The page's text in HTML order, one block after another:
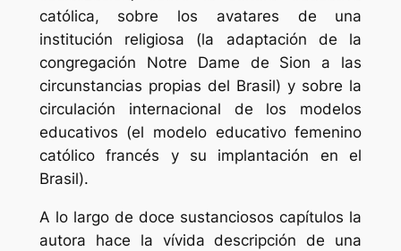
católica, sobre los avatares de una
institución religiosa (la adaptación de la
congregación Notre Dame de Sion a las
circunstancias propias del Brasil) y sobre la
circulación internacional de los modelos
educativos (el modelo educativo femenino
católico francés y su implantación en el
Brasil).
A lo largo de doce sustanciosos capítulos la
autora hace la vívida descripción de una